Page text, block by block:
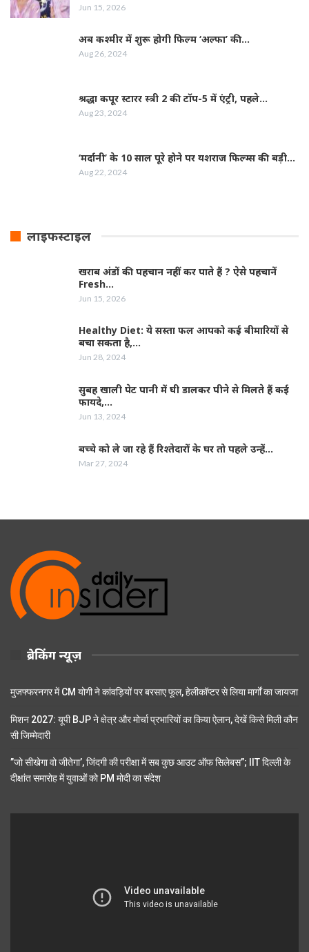
Jun 15, 2026
अब कश्मीर में शुरू होगी फिल्‍म ‘अल्फा’ की…
Aug 26, 2024
श्रद्धा कपूर स्‍टारर स्‍त्री 2 की टॉप-5 में एंट्री, पहले…
Aug 23, 2024
‘मर्दानी’ के 10 साल पूरे होने पर यशराज फिल्‍म्‍स की बड़ी…
Aug 22, 2024
लाइफस्टाइल
खराब अंडों की पहचान नहीं कर पाते हैं ? ऐसे पहचानें
Fresh…
Jun 15, 2026
Healthy Diet: ये सस्ता फल आपको कई बीमारियों से
बचा सकता है,…
Jun 28, 2024
सुबह खाली पेट पानी में घी डालकर पीने से मिलते हैं कई
फायदे,…
Jun 13, 2024
बच्चे को ले जा रहे हैं रिश्तेदारों के घर तो पहले उन्हें…
Mar 27, 2024
ब्रेकिंग न्यूज़
मुजफ्फरनगर में CM योगी ने कांवड़ियों पर बरसाए फूल, हेलीकॉप्टर से लिया मार्गों का जायजा
मिशन 2027: यूपी BJP ने क्षेत्र और मोर्चा प्रभारियों का किया ऐलान, देखें किसे मिली कौन
सी जिम्मेदारी
”जो सीखेगा वो जीतेगा’, जिंदगी की परीक्षा में सब कुछ आउट ऑफ सिलेबस”; IIT दिल्ली के
दीक्षांत समारोह में युवाओं को PM मोदी का संदेश